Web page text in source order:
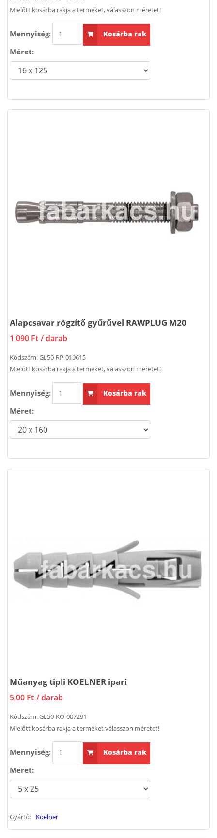
Mielőtt kosárba rakja a terméket, válasszon méretet!
Mennyiség: Kosárba rak
Méret:
Alapcsavar rögzítő gyűrűvel RAWPLUG M20
1 090 Ft / darab
Kódszám:GL50-RP-019615
Mielőtt kosárba rakja a terméket, válasszon méretet!
Mennyiség: Kosárba rak
Méret:
Műanyag tipli KOELNER ipari
5,00 Ft / darab
Kódszám:GL50-KO-007291
Mielőtt kosárba rakja a terméket válasszon méretet!
Mennyiség: Kosárba rak
Méret:
Gyártó: Koelner